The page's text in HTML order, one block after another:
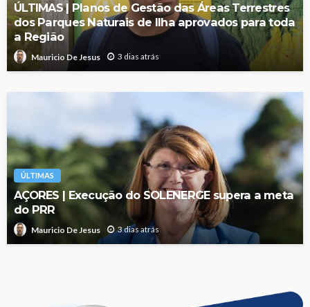
ÚLTIMAS | Planos de Gestão das Áreas Terrestres
dos Parques Naturais de Ilha aprovados para toda
a Região
Mauricio De Jesus 3 dias atrás
ÚLTIMAS
AÇORES | Execução do SOLENERGE supera a meta
do PRR
Mauricio De Jesus 3 dias atrás